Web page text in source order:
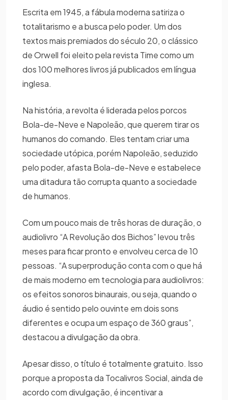
Escrita em 1945, a fábula moderna satiriza o
totalitarismo e a busca pelo poder. Um dos
textos mais premiados do século 20, o clássico
de Orwell foi eleito pela revista Time como um
dos 100 melhores livros já publicados em língua
inglesa.
Na história, a revolta é liderada pelos porcos
Bola-de-Neve e Napoleão, que querem tirar os
humanos do comando. Eles tentam criar uma
sociedade utópica, porém Napoleão, seduzido
pelo poder, afasta Bola-de-Neve e estabelece
uma ditadura tão corrupta quanto a sociedade
de humanos.
Com um pouco mais de três horas de duração, o
audiolivro “A Revolução dos Bichos” levou três
meses para ficar pronto e envolveu cerca de 10
pessoas. “A superprodução conta com o que há
de mais moderno em tecnologia para audiolivros:
os efeitos sonoros binaurais, ou seja, quando o
áudio é sentido pelo ouvinte em dois sons
diferentes e ocupa um espaço de 360 graus”,
destacou a divulgação da obra.
Apesar disso, o título é totalmente gratuito. Isso
porque a proposta da Tocalivros Social, ainda de
acordo com divulgação, é incentivar a